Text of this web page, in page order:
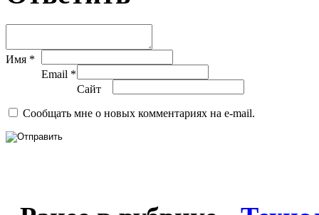
Имя *
Email *
Сайт
Сообщать мне о новых комментариях на e-mail.